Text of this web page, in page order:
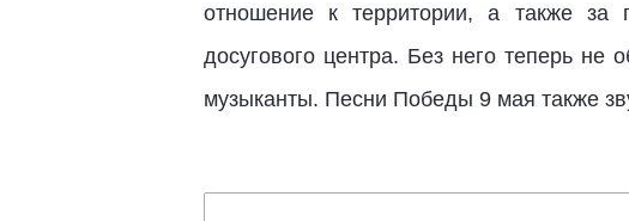
отношение к территории, а также за
досугового центра. Без него теперь не
музыканты. Песни Победы 9 мая также